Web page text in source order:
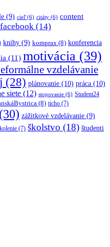
(9) cieľ(6) citáty (6) content
facebook (14)
knihy (9) komprax (8) konferencia
(11) motivácia (39)
vzdelávanie
(28) plánovanie (10) práca (10)
siete (12) stopovanie (6) Student24
(8) ticho (7)
(30) zážitkové vzdelávanie (9)
(7) školstvo (18) študenti